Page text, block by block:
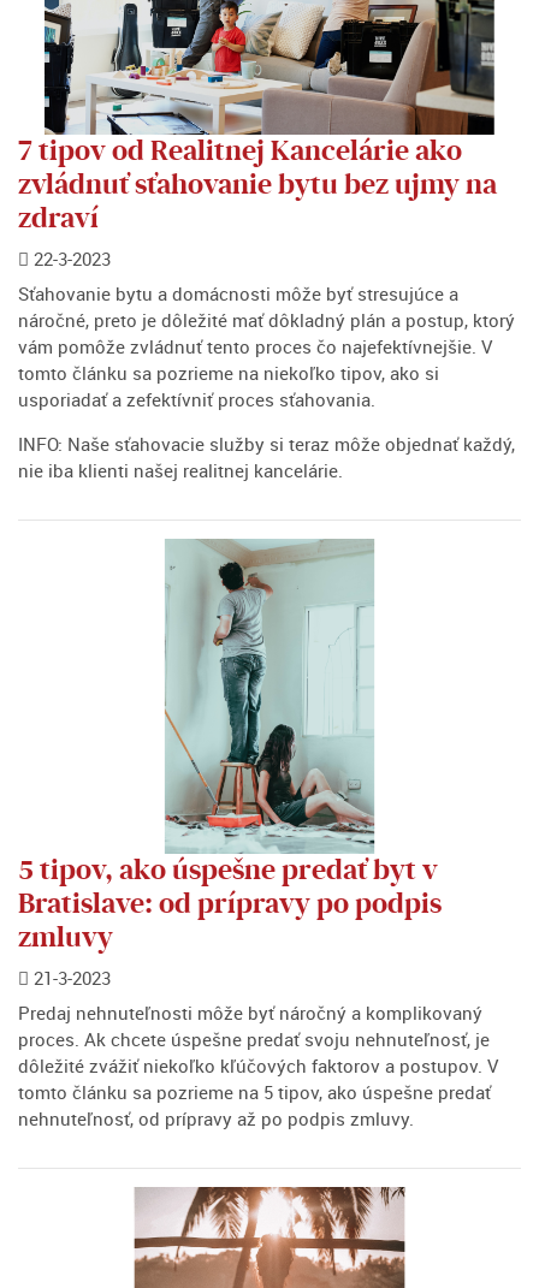
7 tipov od Realitnej Kancelárie ako
zvládnuť sťahovanie bytu bez ujmy na
zdraví
22-3-2023
Sťahovanie bytu a domácnosti môže byť stresujúce a
náročné, preto je dôležité mať dôkladný plán a postup, ktorý
vám pomôže zvládnuť tento proces čo najefektívnejšie. V
tomto článku sa pozrieme na niekoľko tipov, ako si
usporiadať a zefektívniť proces sťahovania.
INFO: Naše sťahovacie služby si teraz môže objednať každý,
nie iba klienti našej realitnej kancelárie.
5 tipov, ako úspešne predať byt v
Bratislave: od prípravy po podpis
zmluvy
21-3-2023
Predaj nehnuteľnosti môže byť náročný a komplikovaný
proces. Ak chcete úspešne predať svoju nehnuteľnosť, je
dôležité zvážiť niekoľko kľúčových faktorov a postupov. V
tomto článku sa pozrieme na 5 tipov, ako úspešne predať
nehnuteľnosť, od prípravy až po podpis zmluvy.